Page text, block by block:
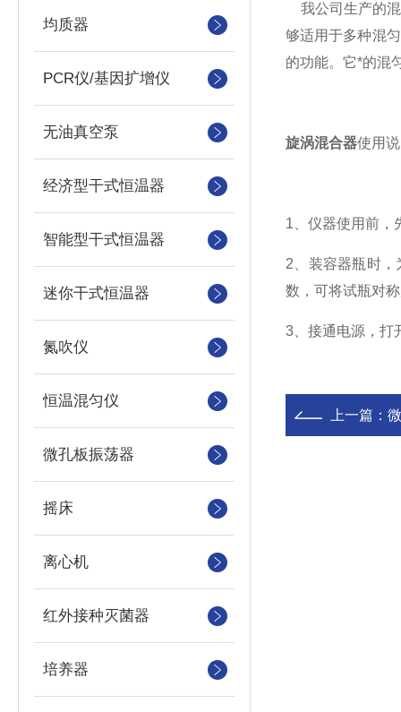
均质器
PCR仪/基因扩增仪
无油真空泵
经济型干式恒温器
智能型干式恒温器
迷你干式恒温器
氮吹仪
恒温混匀仪
微孔板振荡器
摇床
离心机
红外接种灭菌器
培养器
我公司生产的混
够适用于多种混
的功能。它*的混
旋涡混合器使用
1、仪器使用前，
2、装容器瓶时
数，可将试瓶对
3、接通电源，打
上一篇：